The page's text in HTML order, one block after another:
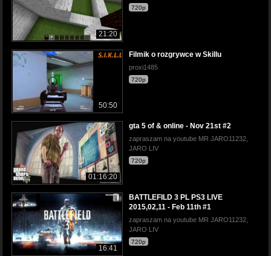
21:20
720p
50:50
Filmik o rozgrywce w Skillu
proxi1485
720p
01:16:20
gta 5 of & online - Nov 21st #2
zapraszam na youtube MR JARO11232,
JARO LIV
720p
16:41
BATTLEFILD 3 PL PS3 LIVE
2015,02,11 - Feb 11th #1
zapraszam na youtube MR JARO11232,
JARO LIV
720p